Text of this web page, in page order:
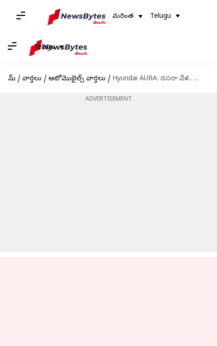
మరింత Telugu
Telugu
హోమ్ / వార్తలు / ఆటోమొబైల్స్ వార్తలు / Hyundai AURA: దసరా వేళ.. హ్యుందాయ్ వాహనాలపై భారీ డిస్కౌంట్
ADVERTISEMENT